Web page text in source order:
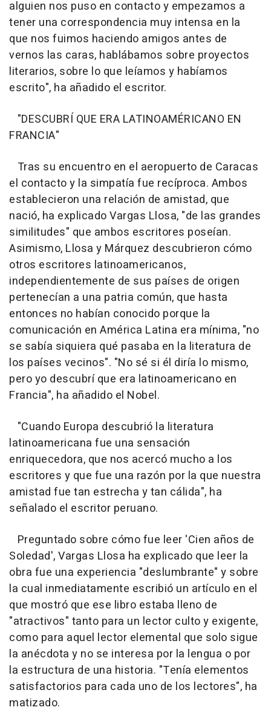
alguien nos puso en contacto y empezamos a
tener una correspondencia muy intensa en la
que nos fuimos haciendo amigos antes de
vernos las caras, hablábamos sobre proyectos
literarios, sobre lo que leíamos y habíamos
escrito", ha añadido el escritor.
"DESCUBRÍ QUE ERA LATINOAMÉRICANO EN
FRANCIA"
Tras su encuentro en el aeropuerto de Caracas
el contacto y la simpatía fue recíproca. Ambos
establecieron una relación de amistad, que
nació, ha explicado Vargas Llosa, "de las grandes
similitudes" que ambos escritores poseían.
Asimismo, Llosa y Márquez descubrieron cómo
otros escritores latinoamericanos,
independientemente de sus países de origen
pertenecían a una patria común, que hasta
entonces no habían conocido porque la
comunicación en América Latina era mínima, "no
se sabía siquiera qué pasaba en la literatura de
los países vecinos". "No sé si él diría lo mismo,
pero yo descubrí que era latinoamericano en
Francia", ha añadido el Nobel.
"Cuando Europa descubrió la literatura
latinoamericana fue una sensación
enriquecedora, que nos acercó mucho a los
escritores y que fue una razón por la que nuestra
amistad fue tan estrecha y tan cálida", ha
señalado el escritor peruano.
Preguntado sobre cómo fue leer 'Cien años de
Soledad', Vargas Llosa ha explicado que leer la
obra fue una experiencia "deslumbrante" y sobre
la cual inmediatamente escribió un artículo en el
que mostró que ese libro estaba lleno de
"atractivos" tanto para un lector culto y exigente,
como para aquel lector elemental que solo sigue
la anécdota y no se interesa por la lengua o por
la estructura de una historia. "Tenía elementos
satisfactorios para cada uno de los lectores", ha
matizado.